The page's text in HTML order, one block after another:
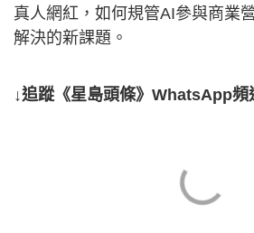
真人網紅，如何規管AI參與商業
解決的新課題。
↓追蹤《星島頭條》WhatsApp頻